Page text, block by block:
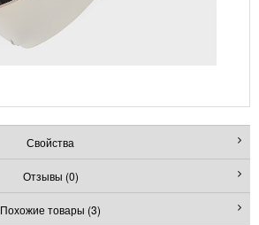
Свойства
Отзывы (0)
Похожие товары (3)